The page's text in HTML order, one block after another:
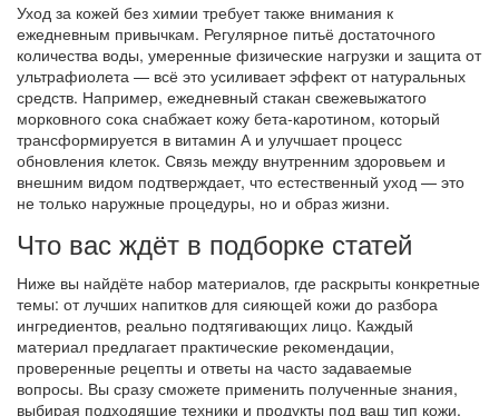
Уход за кожей без химии требует также внимания к
ежедневным привычкам. Регулярное питьё достаточного
количества воды, умеренные физические нагрузки и защита от
ультрафиолета — всё это усиливает эффект от натуральных
средств. Например, ежедневный стакан свежевыжатого
морковного сока снабжает кожу бета‑каротином, который
трансформируется в витамин А и улучшает процесс
обновления клеток. Связь между внутренним здоровьем и
внешним видом подтверждает, что естественный уход — это
не только наружные процедуры, но и образ жизни.
Что вас ждёт в подборке статей
Ниже вы найдёте набор материалов, где раскрыты конкретные
темы: от лучших напитков для сияющей кожи до разбора
ингредиентов, реально подтягивающих лицо. Каждый
материал предлагает практические рекомендации,
проверенные рецепты и ответы на часто задаваемые
вопросы. Вы сразу сможете применить полученные знания,
выбирая подходящие техники и продукты под ваш тип кожи.